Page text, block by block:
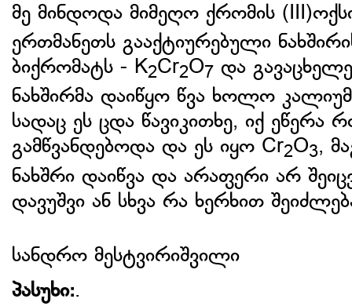
მე მინდოდა მიმეღო ქრომის
ერთმანეთს გააქტიურებული
ბიქრომატს - K2Cr2O7 და
ნახშირმა დაიწყო წვა ხოლო
სადაც ეს ცდა წავიკითხე, იქ ეწერა
გამწვანდებოდა და ეს იყო Cr2O3,
ნახშრი დაიწვა და არაფერი არ
დავუშვი ან სხვა რა ხერხით
სანდრო მესტვირიშვილი
პასუხი:.